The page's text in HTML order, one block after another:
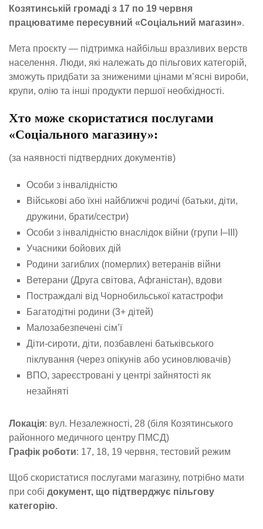
Козятинській громаді з 17 по 19 червня
працюватиме пересувний «Соціальний магазин».
Мета проєкту — підтримка найбільш вразливих верств
населення. Люди, які належать до пільгових категорій,
зможуть придбати за зниженими цінами м’ясні вироби,
крупи, олію та інші продукти першої необхідності.
Хто може скористатися послугами
«Соціального магазину»:
(за наявності підтвердних документів)
Особи з інвалідністю
Військові або їхні найближчі родичі (батьки, діти,
дружини, брати/сестри)
Особи з інвалідністю внаслідок війни (групи І–ІІІ)
Учасники бойових дій
Родини загиблих (померлих) ветеранів війни
Ветерани (Друга світова, Афганістан), вдови
Постраждалі від Чорнобильської катастрофи
Багатодітні родини (3+ дітей)
Малозабезпечені сім’ї
Діти-сироти, діти, позбавлені батьківського
піклування (через опікунів або усиновлювачів)
ВПО, зареєстровані у центрі зайнятості як
незайняті
Локація: вул. Незалежності, 28 (біля Козятинського
районного медичного центру ПМСД)
Графік роботи: 17, 18, 19 червня, тестовий режим
Щоб скористатися послугами магазину, потрібно мати
при собі документ, що підтверджує пільгову
категорію.